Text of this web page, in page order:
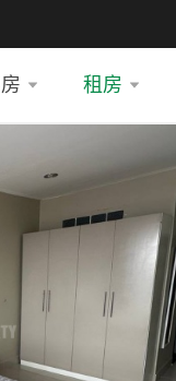
租房